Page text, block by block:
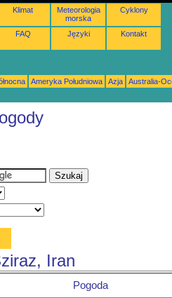
Klimat
Meteorologia
morska
Cyklony
FAQ Języki Kontakt
Ameryka Południowa Azja
Australia-
Iran
Pogoda